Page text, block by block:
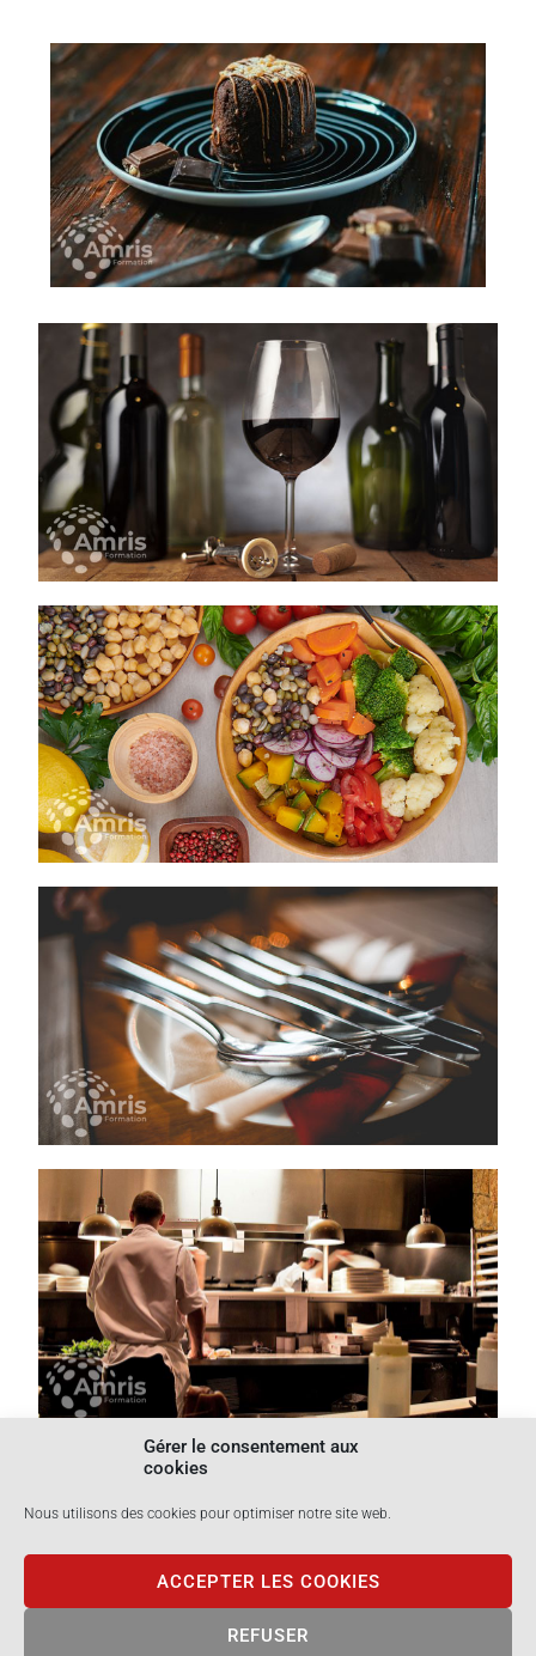
Gérer le consentement aux
cookies
Nous utilisons des cookies pour optimiser notre site web.
ACCEPTER LES COOKIES
REFUSER
ORDI N'CO / AMRIS Formation
13600 La Ciotat
Tél. 04 42 03 04 42
Email : contact@amrisformation.com